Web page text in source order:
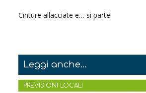
Cinture allacciate e… si parte!
Leggi anche...
PREVISIONI LOCALI